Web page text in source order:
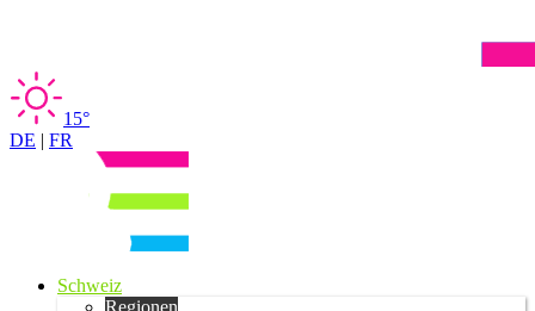
15°
DE | FR
Schweiz
Regionen